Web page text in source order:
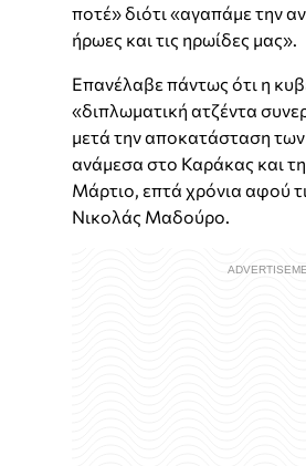
ποτέ» διότι «αγαπάμε την
ήρωες και τις ηρωίδες μας».
Επανέλαβε πάντως ότι η
«διπλωματική ατζέντα
μετά την αποκατάσταση
ανάμεσα στο Καράκας και
Μάρτιο, επτά χρόνια αφού
Νικολάς Μαδούρο.